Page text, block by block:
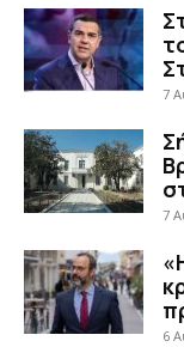
7
7
6